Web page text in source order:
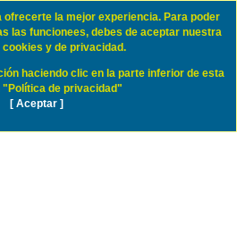
SD Eibar
ofrecerte la mejor experiencia. Para poder
las funcionees, debes de aceptar nuestra
cookies y de privacidad.
haciendo clic en la parte inferior de esta
"Política de privacidad"
[ Aceptar ]